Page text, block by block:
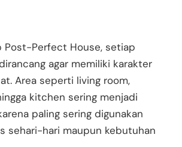
Post-Perfect House, setiap
agar memiliki karakter
Area seperti living room,
kitchen sering menjadi
paling sering digunakan
sehari-hari maupun kebutuhan